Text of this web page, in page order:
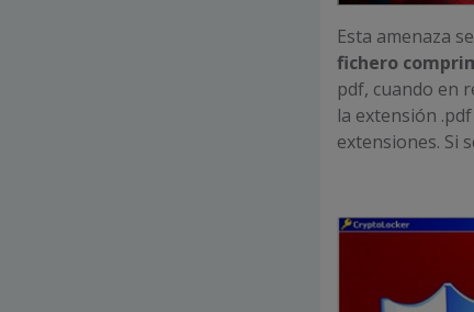
Esta amenaza
fichero
pdf, cuando en
la extensión
extensiones. Si